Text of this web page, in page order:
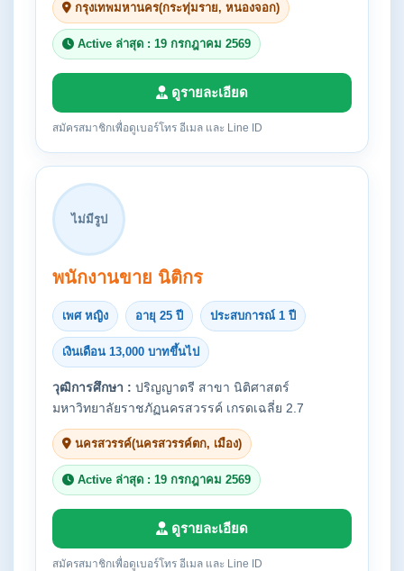
กรุงเทพมหานคร(กระทุ่มราย, หนองจอก)
Active ล่าสุด : 19 กรกฎาคม 2569
ดูรายละเอียด
สมัครสมาชิกเพื่อดูเบอร์โทร อีเมล และ Line ID
ไม่มีรูป
พนักงานขาย นิติกร
เพศ หญิง อายุ 25 ปี ประสบการณ์ 1 ปี
เงินเดือน 13,000 บาทขึ้นไป
วุฒิการศึกษา : ปริญญาตรี สาขา นิติศาสตร์
มหาวิทยาลัยราชภัฏนครสวรรค์ เกรดเฉลี่ย 2.7
นครสวรรค์(นครสวรรค์ตก, เมือง)
Active ล่าสุด : 19 กรกฎาคม 2569
ดูรายละเอียด
สมัครสมาชิกเพื่อดูเบอร์โทร อีเมล และ Line ID